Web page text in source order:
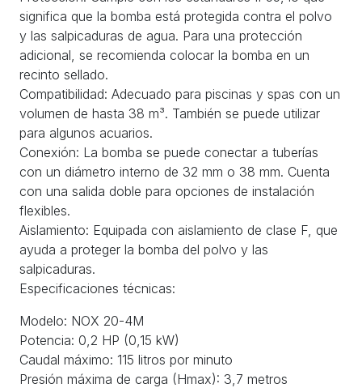
significa que la bomba está protegida contra el polvo
y las salpicaduras de agua. Para una protección
adicional, se recomienda colocar la bomba en un
recinto sellado.
Compatibilidad: Adecuado para piscinas y spas con un
volumen de hasta 38 m³. También se puede utilizar
para algunos acuarios.
Conexión: La bomba se puede conectar a tuberías
con un diámetro interno de 32 mm o 38 mm. Cuenta
con una salida doble para opciones de instalación
flexibles.
Aislamiento: Equipada con aislamiento de clase F, que
ayuda a proteger la bomba del polvo y las
salpicaduras.
Especificaciones técnicas:
Modelo: NOX 20-4M
Potencia: 0,2 HP (0,15 kW)
Caudal máximo: 115 litros por minuto
Presión máxima de carga (Hmax): 3,7 metros